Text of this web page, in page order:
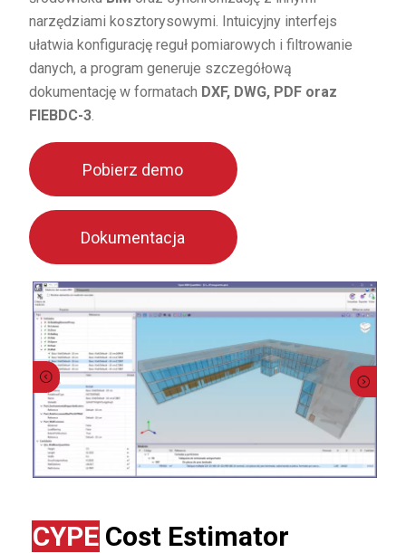
narzędziami kosztorysowymi. Intuicyjny interfejs
ułatwia konfigurację reguł pomiarowych i filtrowanie
danych, a program generuje szczegółową
dokumentację w formatach DXF, DWG, PDF oraz
FIEBDC-3.
Pobierz demo
Dokumentacja
CYPECost Estimator